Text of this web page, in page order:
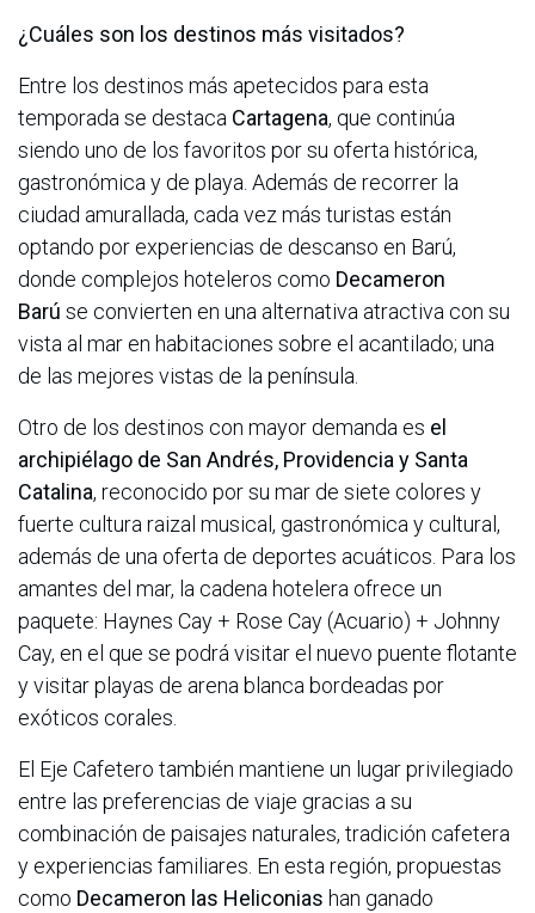
¿Cuáles son los destinos más visitados?
Entre los destinos más apetecidos para esta
temporada se destaca Cartagena, que continúa
siendo uno de los favoritos por su oferta histórica,
gastronómica y de playa. Además de recorrer la
ciudad amurallada, cada vez más turistas están
optando por experiencias de descanso en Barú,
donde complejos hoteleros como Decameron
Barú se convierten en una alternativa atractiva con su
vista al mar en habitaciones sobre el acantilado; una
de las mejores vistas de la península.
Otro de los destinos con mayor demanda es el
archipiélago de San Andrés, Providencia y Santa
Catalina, reconocido por su mar de siete colores y
fuerte cultura raizal musical, gastronómica y cultural,
además de una oferta de deportes acuáticos. Para los
amantes del mar, la cadena hotelera ofrece un
paquete: Haynes Cay + Rose Cay (Acuario) + Johnny
Cay, en el que se podrá visitar el nuevo puente flotante
y visitar playas de arena blanca bordeadas por
exóticos corales.
El Eje Cafetero también mantiene un lugar privilegiado
entre las preferencias de viaje gracias a su
combinación de paisajes naturales, tradición cafetera
y experiencias familiares. En esta región, propuestas
como Decameron las Heliconias han ganado